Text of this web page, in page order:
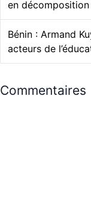
en décomposition
Bénin : Armand
acteurs de
Commentaires